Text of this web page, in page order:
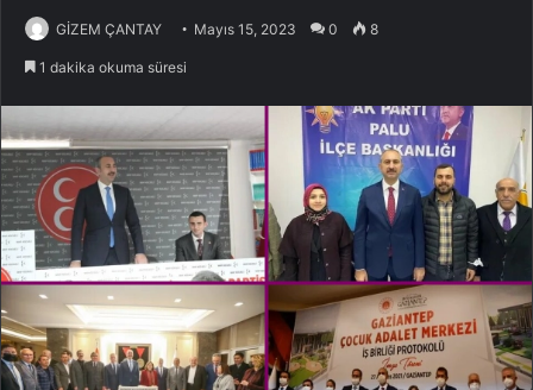
GİZEM ÇANTAY Mayıs 15, 2023 0 8
1 dakika okuma süresi